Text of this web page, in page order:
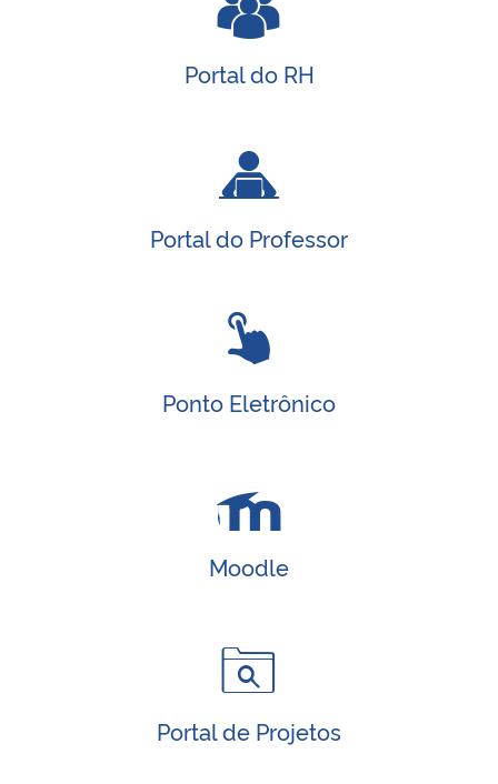
Portal do RH
Portal do Professor
Ponto Eletrônico
Moodle
Portal de Projetos